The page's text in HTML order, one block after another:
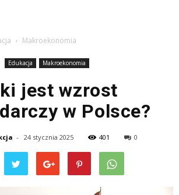
Makroekonomia
Edukacja Makroekonomia
jest wzrost
w Polsce?
- 24 stycznia 2025 401 0